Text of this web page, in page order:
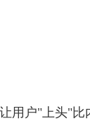
用户"上头"比